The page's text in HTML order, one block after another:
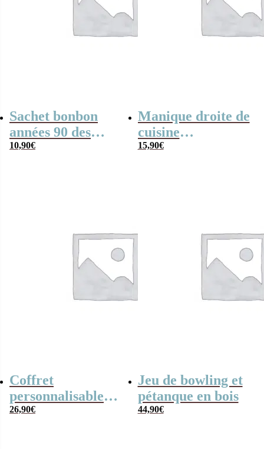
Sachet bonbon
années 90 des
années “Je suis
10,90€
Manique droite de
cuisine
personnalisé “Ma
15,90€
Coffret
personnalisable
“Je suis une soeur
26,90€
Jeu de bowling et
pétanque en bois
44,90€